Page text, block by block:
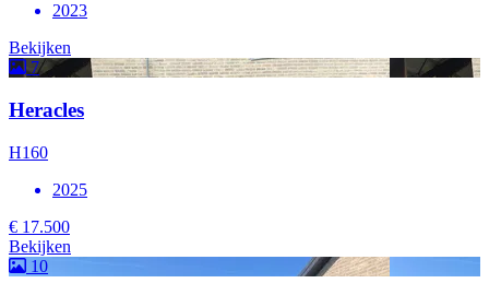
2023
Bekijken
7
Heracles
H160
2025
€ 17.500
Bekijken
10